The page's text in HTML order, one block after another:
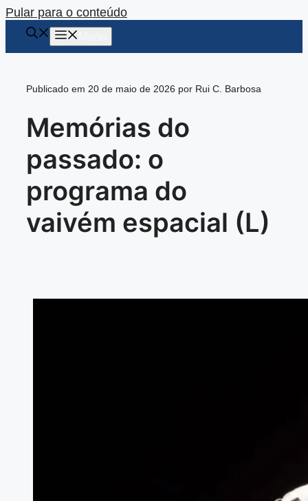
Pular para o conteúdo
Publicado em 20 de maio de 2026 por Rui C. Barbosa
Memórias do
passado: o
programa do
vaivém espacial (L)